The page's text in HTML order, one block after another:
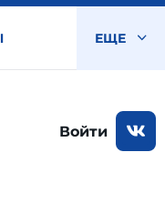
ЕЩЕ
Войти